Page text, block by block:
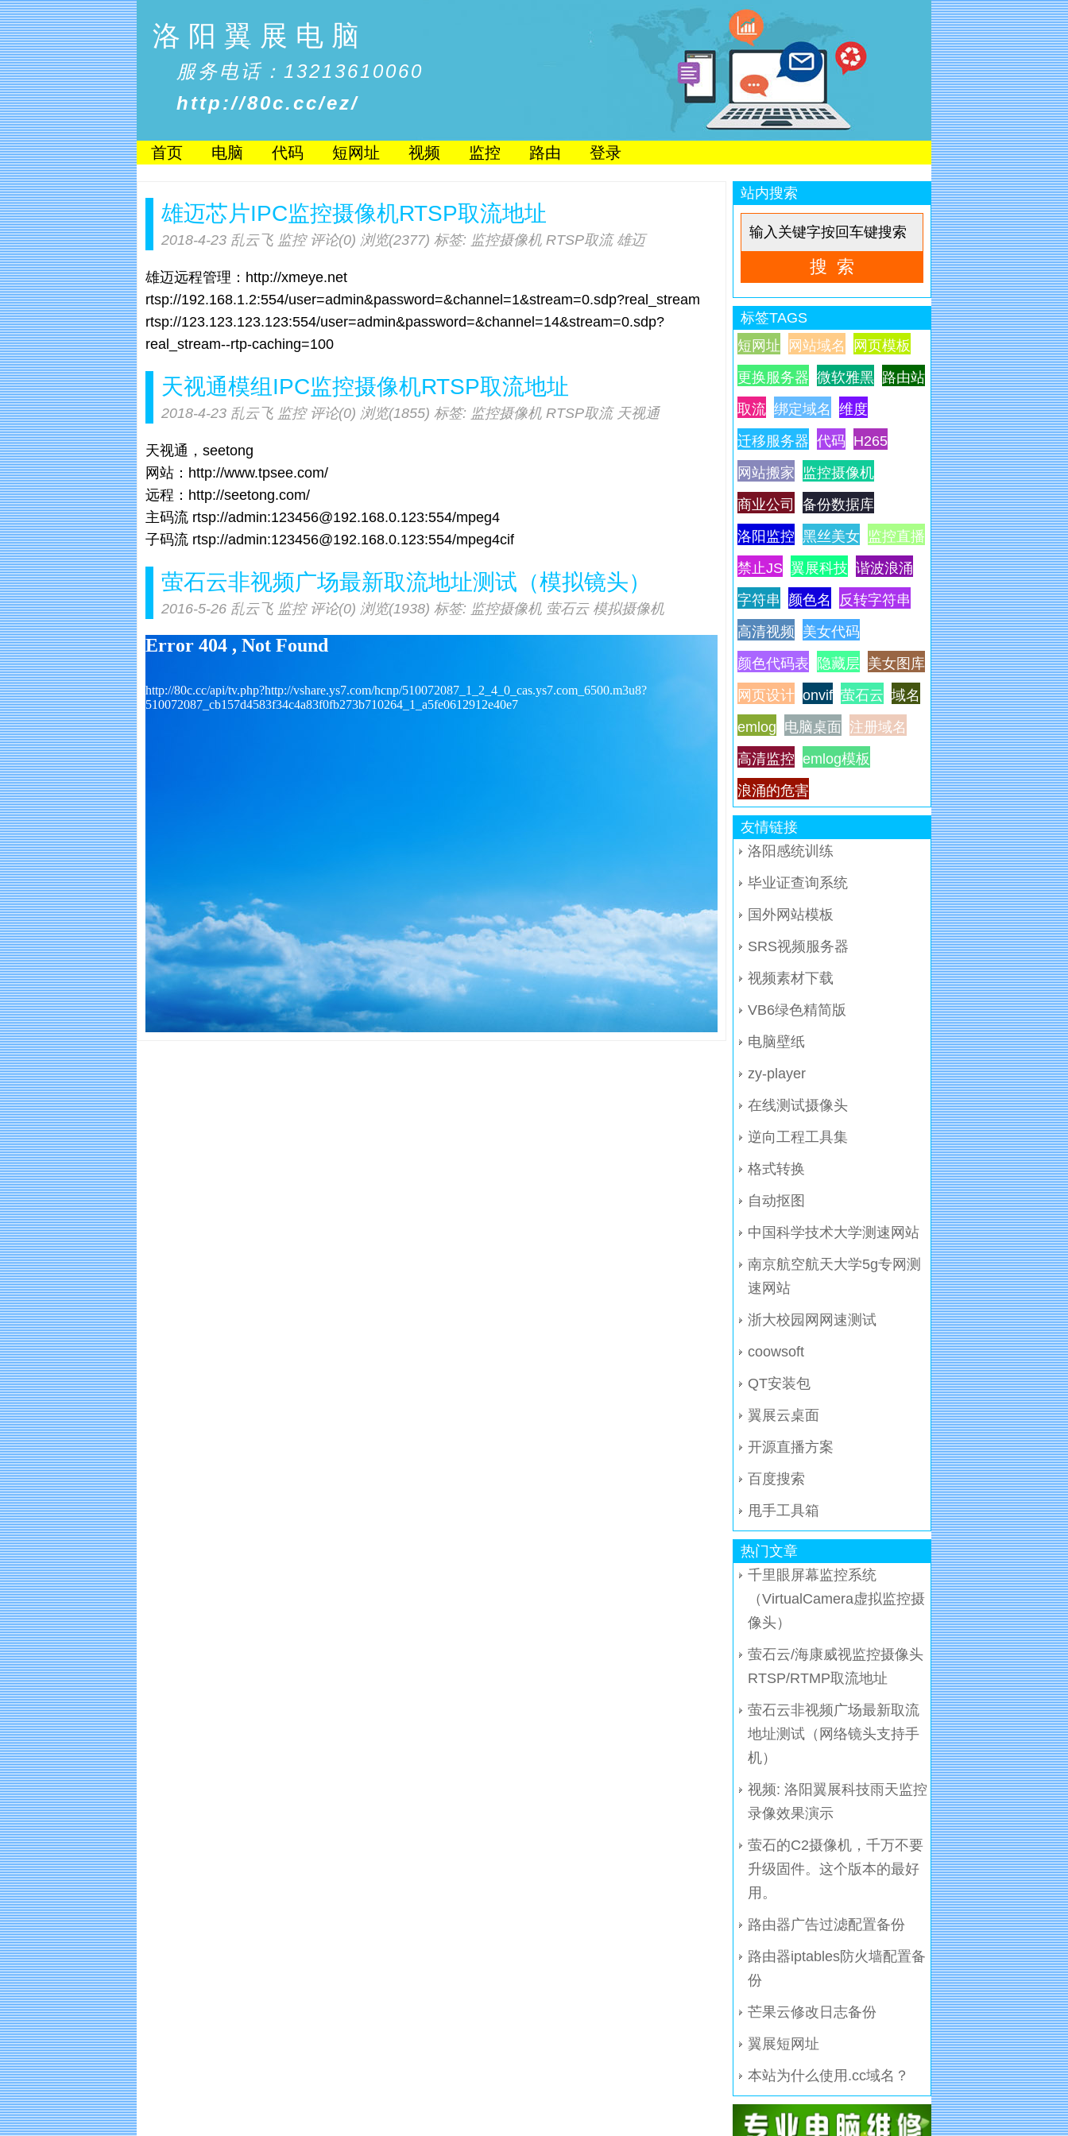
洛阳翼展电脑
服务电话：13213610060
http://80c.cc/ez/
首页 电脑 代码 短网址 视频 监控 路由 登录
雄迈芯片IPC监控摄像机RTSP取流地址
2018-4-23 乱云飞 监控 评论(0) 浏览(2377) 标签: 监控摄像机 RTSP取流 雄迈
雄迈远程管理：http://xmeye.net
rtsp://192.168.1.2:554/user=admin&password=&channel=1&stream=0.sdp?real_stream
rtsp://123.123.123.123:554/user=admin&password=&channel=14&stream=0.sdp?
real_stream--rtp-caching=100
天视通模组IPC监控摄像机RTSP取流地址
2018-4-23 乱云飞 监控 评论(0) 浏览(1855) 标签: 监控摄像机 RTSP取流 天视通
天视通，seetong
网站：http://www.tpsee.com/
远程：http://seetong.com/
主码流 rtsp://admin:123456@192.168.0.123:554/mpeg4
子码流 rtsp://admin:123456@192.168.0.123:554/mpeg4cif
萤石云非视频广场最新取流地址测试（模拟镜头）
2016-5-26 乱云飞 监控 评论(0) 浏览(1938) 标签: 监控摄像机 萤石云 模拟摄像机
站内搜索
标签TAGS
短网址
网站域名
网页模板
更换服务器 微软雅黑 路由站
取流 绑定域名
维度
迁移服务器 代码 H265
网站搬家
监控摄像机
商业公司
备份数据库
洛阳监控 黑丝美女 监控直播
禁止JS 翼展科技 谐波浪涌
字符串
颜色名
反转字符串
高清视频 美女代码
颜色代码表
隐藏层 美女图库
网页设计 onvif 萤石云 域名
emlog 电脑桌面 注册域名
高清监控 emlog模板
浪涌的危害
友情链接
洛阳感统训练
毕业证查询系统
国外网站模板
SRS视频服务器
视频素材下载
VB6绿色精简版
电脑壁纸
zy-player
在线测试摄像头
逆向工程工具集
格式转换
自动抠图
中国科学技术大学测速网站
南京航空航天大学5g专网测
速网站
浙大校园网网速测试
coowsoft
QT安装包
翼展云桌面
开源直播方案
百度搜索
甩手工具箱
热门文章
千里眼屏幕监控系统
（VirtualCamera虚拟监控摄
像头）
萤石云/海康威视监控摄像头
RTSP/RTMP取流地址
萤石云非视频广场最新取流
地址测试（网络镜头支持手
机）
视频: 洛阳翼展科技雨天监控
录像效果演示
萤石的C2摄像机，千万不要
升级固件。这个版本的最好
用。
路由器广告过滤配置备份
路由器iptables防火墙配置备
份
芒果云修改日志备份
翼展短网址
本站为什么使用.cc域名？
电脑维修